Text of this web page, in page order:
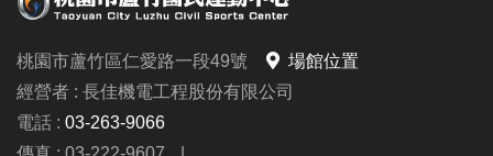
6/28後報名 凡參加過耕斗耘或上課學員享9折優惠
◆伊索教育科學全日營
第一周---$4900
第二周至第九周---$8300
桃園市蘆竹區仁愛路一段49號
場館位置
經營者 : 長佳機電工程股份有限公司
電話 : 03-263-9066